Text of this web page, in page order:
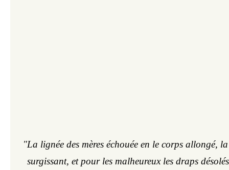
"La lignée des mères échouée en le corps allongé,
surgissant, et pour les malheureux les draps